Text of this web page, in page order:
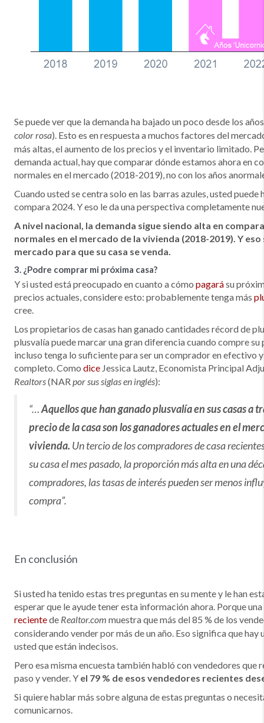
Se puede ver que la demanda ha bajado un poco desde los
color rosa). Esto es en respuesta a muchos factores del
más altas, el aumento de los precios y el inventario limitado.
demanda actual, hay que comparar dónde estamos ahora en
normales en el mercado (2018-2019), no con los años
Cuando usted se centra solo en las barras azules, usted puede
compara 2024. Y eso le da una perspectiva completamente
A nivel nacional, la demanda sigue siendo alta en
normales en el mercado de la vivienda (2018-2019). Y
mercado para que su casa se venda.
3. ¿Podre comprar mi próxima casa?
Y si usted está preocupado en cuanto a cómo pagarásu
precios actuales, considere esto: probablemente tenga más
cree.
Los propietarios de casas han ganado cantidades récord de
plusvalía puede marcar una gran diferencia cuando compre su
incluso tenga lo suficiente para ser un comprador en efectivo
completo. Como dice Jessica Lautz, Economista Principal
Realtors(NARpor sus siglas en inglés):
“…Aquellos que han ganado plusvalía en sus casas a
precio de la casa son los ganadores actuales en el
vivienda. Un tercio de los compradores de casa
su casa el mes pasado, la proporción más alta en una
compradores, las tasas de interés pueden ser menos
compra”.
En conclusión
Si usted ha tenido estas tres preguntas en su mente y le han
esperar que le ayude tener esta información ahora. Porque una
recientede Realtor.com muestra que más del 85 % de los
considerando vender por más de un año. Eso significa que hay
usted que están indecisos.
Pero esa misma encuesta también habló con vendedores que
paso y vender. Y el 79 % de esos vendedores recientes
Si quiere hablar más sobre alguna de estas preguntas o
comunicarnos.